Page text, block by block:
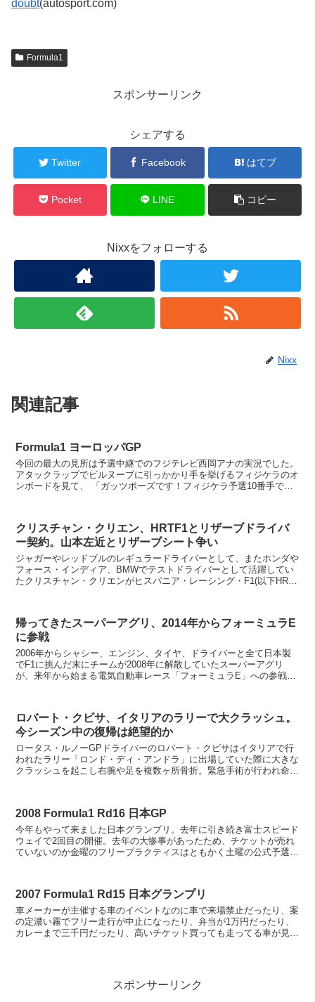
doubt(autosport.com)
Formula1
スポンサーリンク
シェアする
Twitter Facebook はてブ
Pocket LINE コピー
Nixxをフォローする
Nixx
関連記事
Formula1 ヨーロッパGP
今回の最大の見所は予選中継でのフジテレビ西岡アナの実況でした。
アタックラップでビルヌーブに引っかかり手を挙げるフィジケラのオ
ンボードを見て、 「ガッツポーズです！フィジケラ予選10番手でガ
クリスチャン・クリエン、HRTF1とリザーブドライバ
ー契約。山本左近とリザーブシート争い
ジャガーやレッドブルのレギュラードライバーとして、またホンダや
フォース・インディア、BMWでテストドライバーとして活躍してい
たクリスチャン・クリエンがヒスパニア・レーシング・F1(以下HRT
帰ってきたスーパーアグリ、2014年からフォーミュラE
に参戦
2006年からシャシー、エンジン、タイヤ、ドライバーと全て日本製
でF1に挑んだ末にチームが2008年に解散していたスーパーアグリ
が、来年から始まる電気自動車レース「フォーミュラE」への参戦を
ロバート・クビサ、イタリアのラリーで大クラッシュ。
今シーズン中の復帰は絶望的か
ロータス・ルノーGPドライバーのロバート・クビサはイタリアで行
われたラリー「ロンド・ディ・アンドラ」に出場していた際に大きな
クラッシュを起こし右腕や足を複数ヶ所骨折。緊急手術が行われ命に
2008 Formula1 Rd16 日本GP
今年もやって来ました日本グランプリ。去年に引き続き富士スピード
ウェイで2回目の開催。去年の大惨事があったため、チケットが売れ
ていないのか金曜のフリープラクティスはともかく土曜の公式予選で
2007 Formula1 Rd15 日本グランプリ
車メーカーが主催する車のイベントなのに車で来場禁止だったり、案
の定濃い霧でフリー走行が中止になったり、弁当が1万円だったり、
カレーまで三千円だったり、高いチケット買っても走ってる車が見え
スポンサーリンク